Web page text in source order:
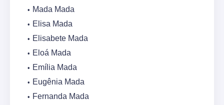
Mada Mada
Elisa Mada
Elisabete Mada
Eloá Mada
Emília Mada
Eugênia Mada
Fernanda Mada